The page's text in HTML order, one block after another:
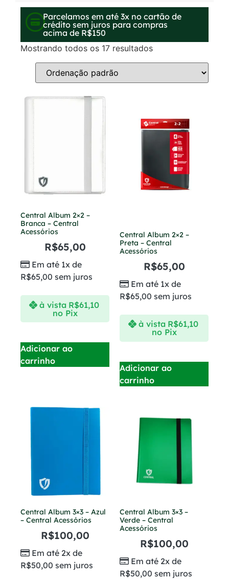
Parcelamos em até 3x no cartão de
crédito sem juros para compras
acima de R$150
Mostrando todos os 17 resultados
Central Album 2×2 –
Branca – Central
Acessórios
R$65,00
Em até 1x de
R$65,00 sem juros
à vista R$61,10
no Pix
Adicionar ao
carrinho
Central Album 2×2 –
Preta – Central
Acessórios
R$65,00
Em até 1x de
R$65,00 sem juros
à vista R$61,10
no Pix
Adicionar ao
carrinho
Central Album 3×3 – Azul
– Central Acessórios
R$100,00
Em até 2x de
R$50,00 sem juros
Central Album 3×3 –
Verde – Central
Acessórios
R$100,00
Em até 2x de
R$50,00 sem juros